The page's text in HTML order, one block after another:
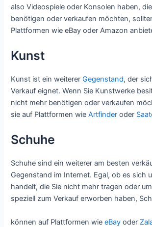
also Videospiele oder Konsolen haben,
benötigen oder verkaufen möchten,
Plattformen wie eBay oder Amazon
Kunst
Kunst ist ein weitererGegenstand, der
Verkauf eignet. Wenn Sie Kunstwerke
nicht mehr benötigen oder verkaufen
sie auf Plattformen wieArtfinderoder
Schuhe
Schuhe sind ein weiterer am besten
Gegenstand im Internet. Egal, ob es sich
handelt, die Sie nicht mehr tragen oder
speziell zum Verkauf erworben haben,
können auf Plattformen wieeBayoder